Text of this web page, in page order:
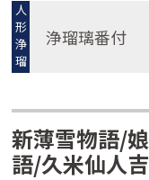
人
形
浄
瑠
璃
浄瑠璃番付
新薄雪物語/
語/久米仙人